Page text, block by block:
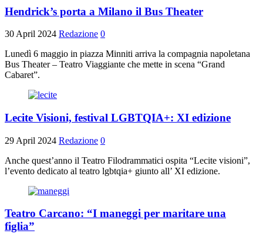
Hendrick’s porta a Milano il Bus Theater
30 April 2024 Redazione 0
Lunedì 6 maggio in piazza Minniti arriva la compagnia napoletana
Bus Theater – Teatro Viaggiante che mette in scena “Grand
Cabaret”.
Lecite Visioni, festival LGBTQIA+: XI edizione
29 April 2024 Redazione 0
Anche quest’anno il Teatro Filodrammatici ospita “Lecite visioni”,
l’evento dedicato al teatro lgbtqia+ giunto all’ XI edizione.
Teatro Carcano: “I maneggi per maritare una
figlia”